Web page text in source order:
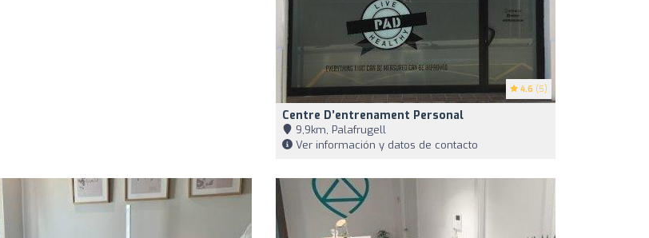
4.6 (5)
Centre D’entrenament Personal
9,9km, Palafrugell
Ver información y datos de contacto